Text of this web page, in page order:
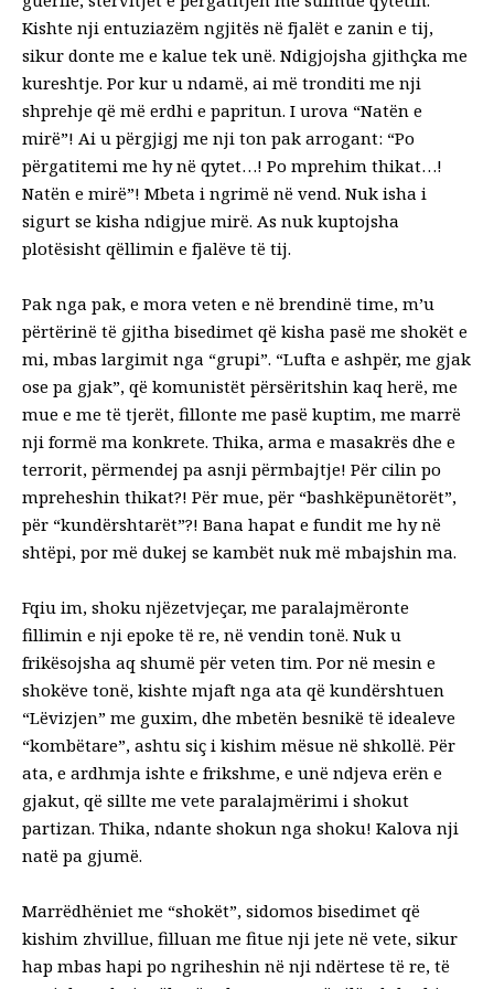
Kishte nji entuziazëm ngjitës në fjalët e zanin e tij,
sikur donte me e kalue tek unë. Ndigjojsha gjithçka me
kureshtje. Por kur u ndamë, ai më tronditi me nji
shprehje që më erdhi e papritun. I urova “Natën e
mirë”! Ai u përgjigj me nji ton pak arrogant: “Po
përgatitemi me hy në qytet…! Po mprehim thikat…!
Natën e mirë”! Mbeta i ngrimë në vend. Nuk isha i
sigurt se kisha ndigjue mirë. As nuk kuptojsha
plotësisht qëllimin e fjalëve të tij.
Pak nga pak, e mora veten e në brendinë time, m’u
përtërinë të gjitha bisedimet që kisha pasë me shokët e
mi, mbas largimit nga “grupi”. “Lufta e ashpër, me gjak
ose pa gjak”, që komunistët përsëritshin kaq herë, me
mue e me të tjerët, fillonte me pasë kuptim, me marrë
nji formë ma konkrete. Thika, arma e masakrës dhe e
terrorit, përmendej pa asnji përmbajtje! Për cilin po
mpreheshin thikat?! Për mue, për “bashkëpunëtorët”,
për “kundërshtarët”?! Bana hapat e fundit me hy në
shtëpi, por më dukej se kambët nuk më mbajshin ma.
Fqiu im, shoku njëzetvjeçar, me paralajmëronte
fillimin e nji epoke të re, në vendin tonë. Nuk u
frikësojsha aq shumë për veten tim. Por në mesin e
shokëve tonë, kishte mjaft nga ata që kundërshtuen
“Lëvizjen” me guxim, dhe mbetën besnikë të idealeve
“kombëtare”, ashtu siç i kishim mësue në shkollë. Për
ata, e ardhmja ishte e frikshme, e unë ndjeva erën e
gjakut, që sillte me vete paralajmërimi i shokut
partizan. Thika, ndante shokun nga shoku! Kalova nji
natë pa gjumë.
Marrëdhëniet me “shokët”, sidomos bisedimet që
kishim zhvillue, filluan me fitue nji jete në vete, sikur
hap mbas hapi po ngriheshin në nji ndërtese të re, të